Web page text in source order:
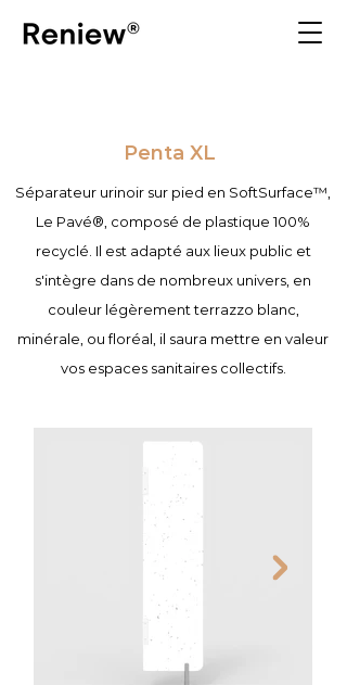
Penta XL
Séparateur urinoir sur pied en SoftSurface​™,
Le Pavé®, composé de plastique 100%
recyclé. Il est adapté aux lieux public et
s'intègre dans de nombreux univers, en
couleur légèrement terrazzo blanc,
minérale, ou floréal, il saura mettre en valeur
vos espaces sanitaires collectifs.